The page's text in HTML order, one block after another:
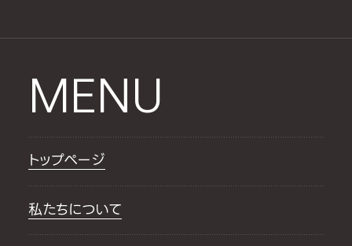
MENU
トップページ
私たちについて